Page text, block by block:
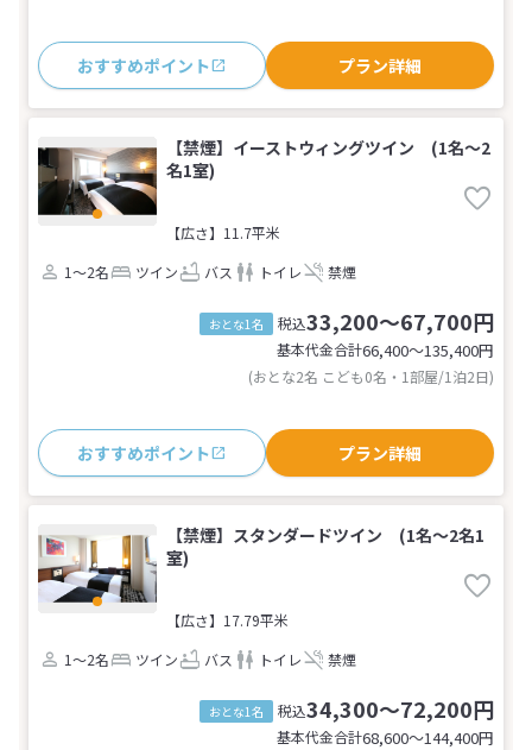
おすすめポイント プラン詳細
【禁煙】イーストウィングツイン (1名～2
名1室)
【広さ】11.7平米
1～2名
ツイン バス トイレ 禁煙
おとな1名 税込33,200～67,700円
基本代金合計66,400〜135,400円
(おとな2名 こども0名・1部屋/1泊2日)
おすすめポイント プラン詳細
【禁煙】スタンダードツイン (1名～2名1
室)
【広さ】17.79平米
1～2名
ツイン バス トイレ 禁煙
おとな1名 税込34,300～72,200円
基本代金合計68,600〜144,400円